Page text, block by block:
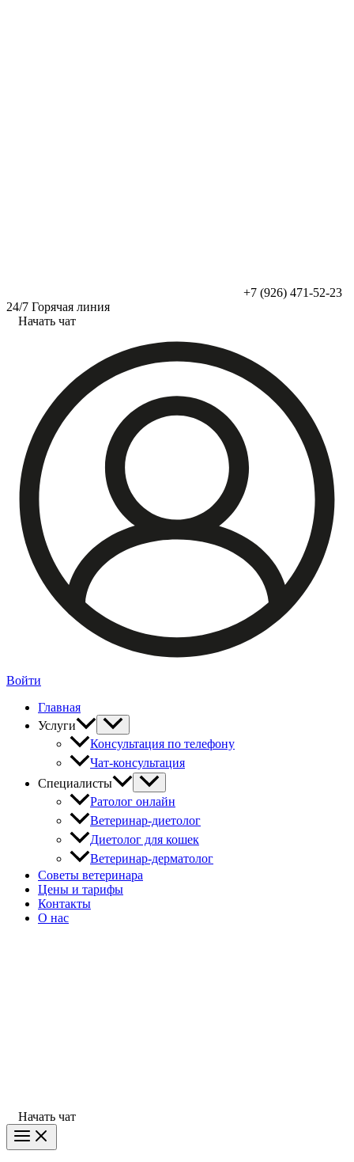
+7 (926) 471-52-23
24/7 Горячая линия
Начать чат
Войти
Главная
Услуги
Консультация по телефону
Чат-консультация
Специалисты
Ратолог онлайн
Ветеринар-диетолог
Диетолог для кошек
Ветеринар-дерматолог
Советы ветеринара
Цены и тарифы
Контакты
О нас
Начать чат